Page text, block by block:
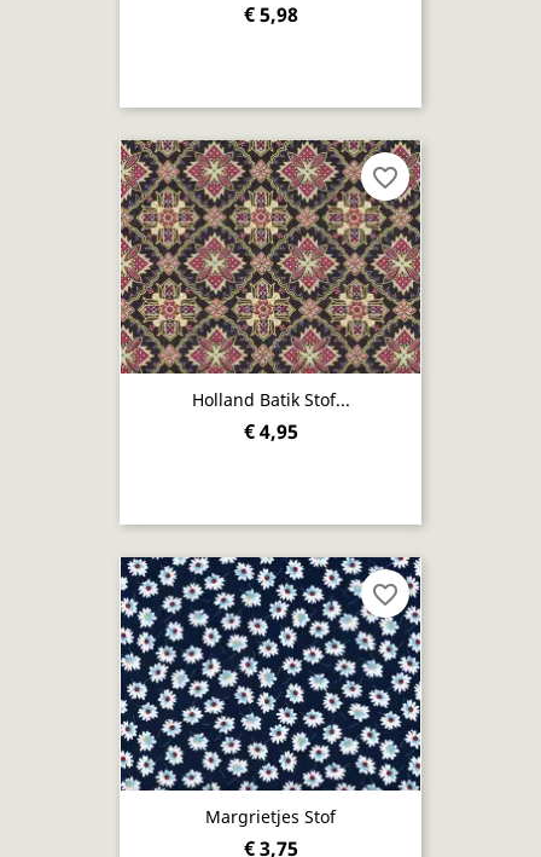
€ 5,98
Holland Batik Stof...
€ 4,95
favorite_border
Margrietjes Stof
€ 3,75
favorite_border